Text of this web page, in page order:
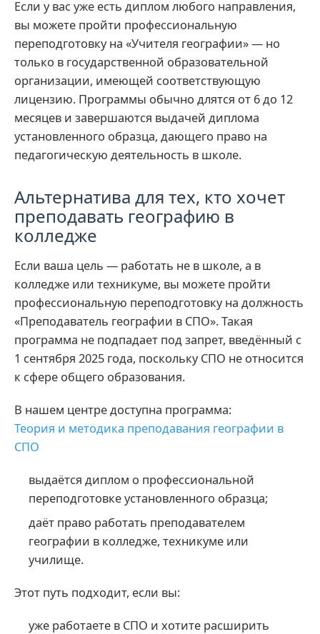
Если у вас уже есть диплом любого направления,
вы можете пройти профессиональную
переподготовку на «Учителя географии» — но
только в государственной образовательной
организации, имеющей соответствующую
лицензию. Программы обычно длятся от 6 до 12
месяцев и завершаются выдачей диплома
установленного образца, дающего право на
педагогическую деятельность в школе.
Альтернатива для тех, кто хочет
преподавать географию в
колледже
Если ваша цель — работать не в школе, а в
колледже или техникуме, вы можете пройти
профессиональную переподготовку на должность
«Преподаватель географии в СПО». Такая
программа не подпадает под запрет, введённый с
1 сентября 2025 года, поскольку СПО не относится
к сфере общего образования.
В нашем центре доступна программа:
Теория и методика преподавания географии в
СПО
выдаётся диплом о профессиональной
переподготовке установленного образца;
даёт право работать преподавателем
географии в колледже, техникуме или
училище.
Этот путь подходит, если вы:
уже работаете в СПО и хотите расширить